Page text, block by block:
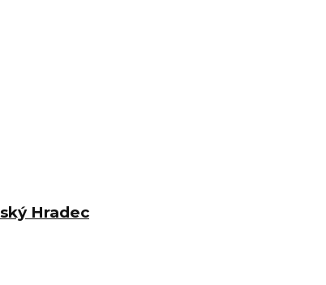
Hradec